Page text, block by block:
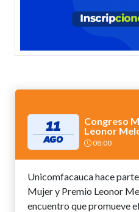
11
AGO
Congreso
Leonor
08:00
Unicomfacauca hace
Mujer y Premio Leonor
encuentro que promueve